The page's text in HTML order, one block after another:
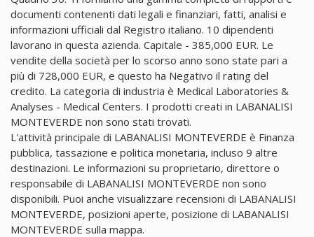
documenti contenenti dati legali e finanziari, fatti, analisi e
informazioni ufficiali dal Registro italiano. 10 dipendenti
lavorano in questa azienda. Capitale - 385,000 EUR. Le
vendite della società per lo scorso anno sono state pari a
più di 728,000 EUR, e questo ha Negativo il rating del
credito. La categoria di industria è Medical Laboratories &
Analyses - Medical Centers. I prodotti creati in LABANALISI
MONTEVERDE non sono stati trovati.
L'attività principale di LABANALISI MONTEVERDE è Finanza
pubblica, tassazione e politica monetaria, incluso 9 altre
destinazioni. Le informazioni su proprietario, direttore o
responsabile di LABANALISI MONTEVERDE non sono
disponibili. Puoi anche visualizzare recensioni di LABANALISI
MONTEVERDE, posizioni aperte, posizione di LABANALISI
MONTEVERDE sulla mappa.